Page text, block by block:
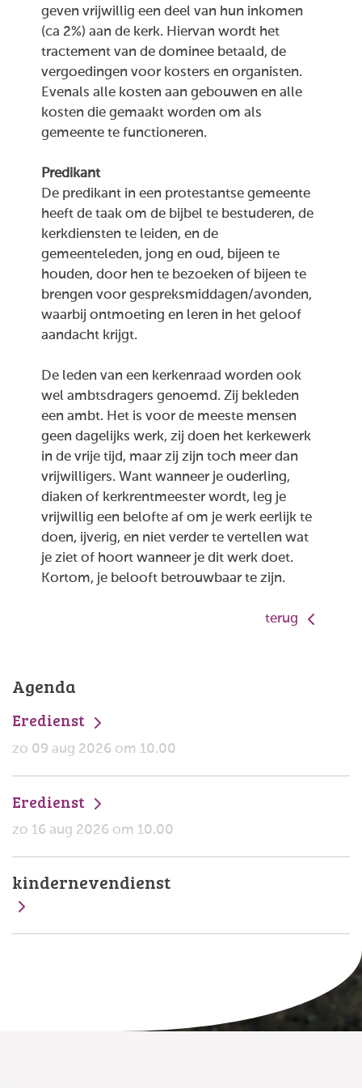
geven vrijwillig een deel van hun inkomen
(ca 2%) aan de kerk. Hiervan wordt het
tractement van de dominee betaald, de
vergoedingen voor kosters en organisten.
Evenals alle kosten aan gebouwen en alle
kosten die gemaakt worden om als
gemeente te functioneren.
Predikant
De predikant in een protestantse gemeente
heeft de taak om de bijbel te bestuderen, de
kerkdiensten te leiden, en de
gemeenteleden, jong en oud, bijeen te
houden, door hen te bezoeken of bijeen te
brengen voor gespreksmiddagen/avonden,
waarbij ontmoeting en leren in het geloof
aandacht krijgt.
De leden van een kerkenraad worden ook
wel ambtsdragers genoemd. Zij bekleden
een ambt. Het is voor de meeste mensen
geen dagelijks werk, zij doen het kerkewerk
in de vrije tijd, maar zij zijn toch meer dan
vrijwilligers. Want wanneer je ouderling,
diaken of kerkrentmeester wordt, leg je
vrijwillig een belofte af om je werk eerlijk te
doen, ijverig, en niet verder te vertellen wat
je ziet of hoort wanneer je dit werk doet.
Kortom, je belooft betrouwbaar te zijn.
terug
Agenda
Eredienst
zo 09 aug 2026 om 10.00
Eredienst
zo 16 aug 2026 om 10.00
kindernevendienst